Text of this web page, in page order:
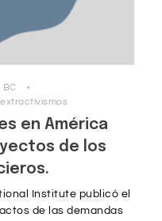
extractivismos
en América
de los
Institute publicó el
de las demandas